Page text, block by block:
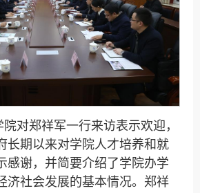
对郑祥军一行来访表示欢迎，
长期以来对学院人才培养和就
感谢，并简要介绍了学院办学
济社会发展的基本情况。郑祥